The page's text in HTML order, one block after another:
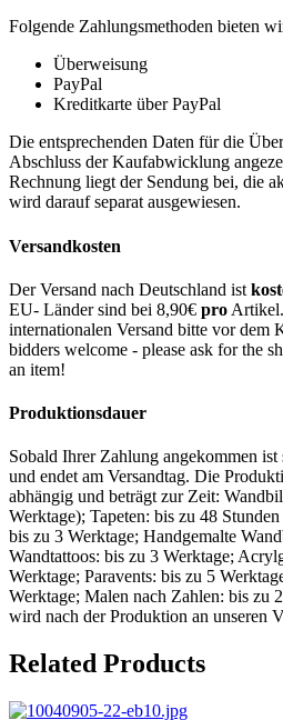
Folgende Zahlungsmethoden bieten
Überweisung
PayPal
Kreditkarte über PayPal
Die entsprechenden Daten für die
Abschluss der Kaufabwicklung
Rechnung liegt der Sendung bei, die
wird darauf separat ausgewiesen.
Versandkosten
Der Versand nach Deutschland ist
EU- Länder sind bei 8,90€ pro
internationalen Versand bitte vor dem
bidders welcome - please ask for the
an item!
Produktionsdauer
Sobald Ihrer Zahlung angekommen
und endet am Versandtag. Die
abhängig und beträgt zur Zeit:
Werktage); Tapeten: bis zu 48
bis zu 3 Werktage; Handgemalte
Wandtattoos: bis zu 3 Werktage;
Werktage; Paravents: bis zu 5
Werktage; Malen nach Zahlen: bis zu
wird nach der Produktion an unseren
Related Products